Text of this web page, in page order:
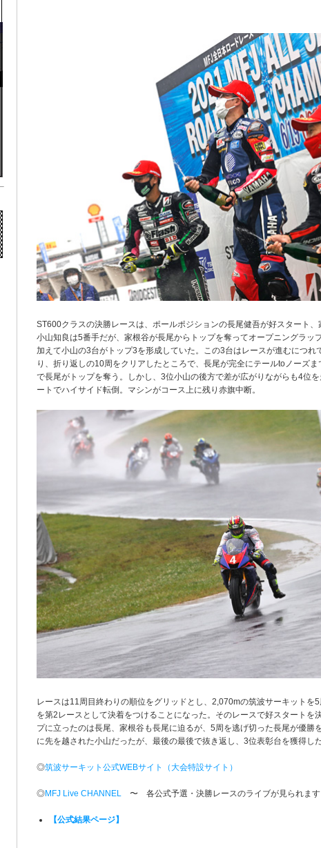
ST600クラスの決勝レースは、ポールポジションの長尾健吾が好スタート、
小山知良は5番手だが、家根谷が長尾からトップを奪ってオープニングラッ
加えて小山の3台がトップ3を形成していた。この3台はレースが進むにつれ
り、折り返しの10周をクリアしたところで、長尾が完全にテールtoノーズ
で長尾がトップを奪う。しかし、3位小山の後方で差が広がりながらも4位
ートでハイサイド転倒。マシンがコース上に残り赤旗中断。
レースは11周目終わりの順位をグリッドとし、2,070mの筑波サーキットを
を第2レースとして決着をつけることになった。そのレースで好スタートを
プに立ったのは長尾、家根谷も長尾に迫るが、5周を逃げ切った長尾が優勝
に先を越された小山だったが、最後の最後で抜き返し、3位表彰台を獲得した
◎筑波サーキット公式WEBサイト（大会特設サイト）
◎MFJ Live CHANNEL 〜 各公式予選・決勝レースのライブが見られます
【公式結果ページ】